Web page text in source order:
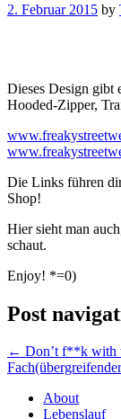
2. Februar 2015 by
Dieses Design gibt
Hooded-Zipper,
Die Links führen
Shop!
Hier sieht man
schaut.
Enjoy! *=0)
Post
← Don’t f**k with
About
Lebenslauf